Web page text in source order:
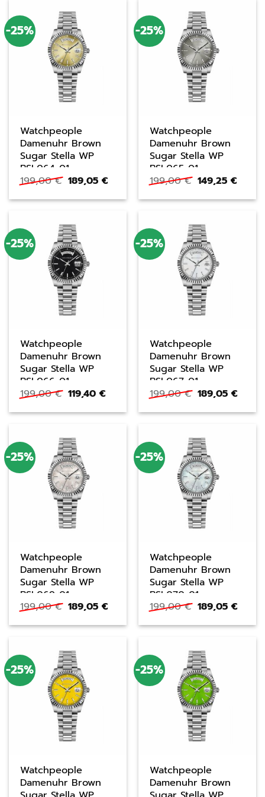
-25%
Watchpeople
Damenuhr Brown
Sugar Stella WP
BSL064-01
199,00€ Ursprünglicher
Preis
war:
189,05€Aktueller
ist:
-25%
Watchpeople
Damenuhr Brown
Sugar Stella WP
BSL065-01
199,00€
Preis
war:
149,25€
ist:
-25%
Watchpeople
Damenuhr Brown
Sugar Stella WP
BSL066-01
199,00€ Ursprünglicher
Preis
war:
119,40€Aktueller
ist:
-25%
Watchpeople
Damenuhr Brown
Sugar Stella WP
BSL067-01
199,00€
Preis
war:
189,05€
ist:
-25%
Watchpeople
Damenuhr Brown
Sugar Stella WP
BSL069-01
199,00€ Ursprünglicher
Preis
war:
189,05€Aktueller
ist:
-25%
Watchpeople
Damenuhr Brown
Sugar Stella WP
BSL070-01
199,00€
Preis
war:
189,05€
ist:
-25%
Watchpeople
Damenuhr Brown
-25%
Watchpeople
Damenuhr Brown